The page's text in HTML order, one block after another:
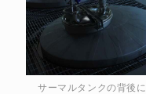
サーマルタンクの背後